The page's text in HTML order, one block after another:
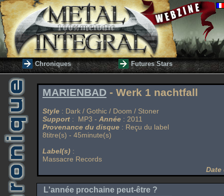
Chroniques Futures Stars
MARIENBAD - Werk 1 nachtfall
Style : Dark / Gothic / Doom / Stoner
Support : MP3 - Année : 2011
Provenance du disque : Reçu du label
8titre(s) - 45minute(s)
Label(s) :
Massacre Records
L'année prochaine peut-être ?